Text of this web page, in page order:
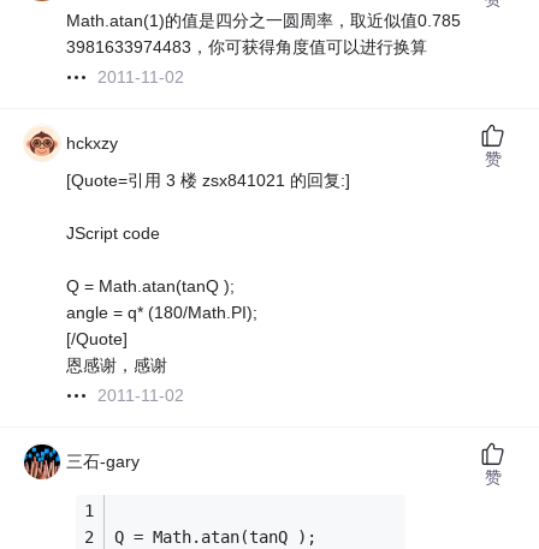
Math.atan(1)的值是四分之一圆周率，取近似值0.785
3981633974483，你可获得角度值可以进行换算
2011-11-02
hckxzy
[Quote=引用 3 楼 zsx841021 的回复:]
JScript code
Q = Math.atan(tanQ );
angle = q* (180/Math.PI);
[/Quote]
恩感谢，感谢
2011-11-02
赞
三石-gary
Q = Math.atan(tanQ );
赞